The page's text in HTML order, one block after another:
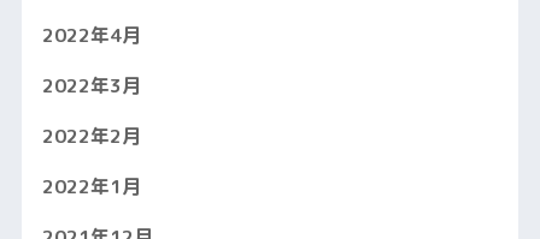
2022年4月
2022年3月
2022年2月
2022年1月